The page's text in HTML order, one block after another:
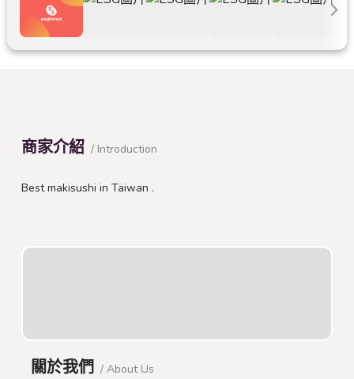
商家介紹 / Introduction
Best makisushi in Taiwan .
關於我們 / About Us